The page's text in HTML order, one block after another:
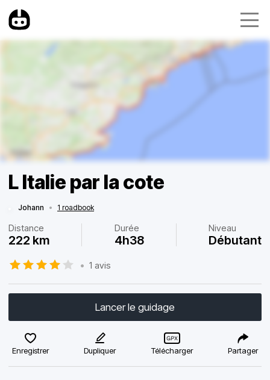
L Italie par la cote
Johann • 1 roadbook
Distance
222 km
Durée
4h38
Niveau
Débutant
• 1 avis
Lancer le guidage
Enregistrer Dupliquer Télécharger Partager